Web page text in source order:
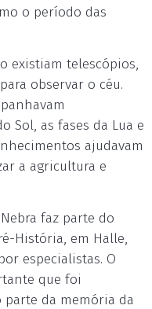
o período das
existiam telescópios,
observar o céu.
Sol, as fases da Lua e
ajudavam
a agricultura e
faz parte do
História, em Halle,
especialistas. O
que foi
parte da memória da